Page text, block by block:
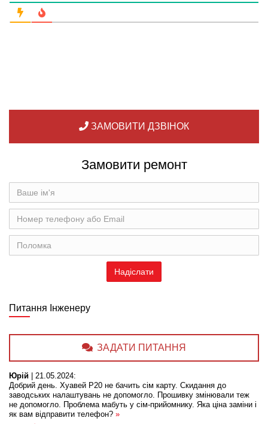
ЗАМОВИТИ ДЗВІНОК
Замовити ремонт
Питання Інженеру
Юрій 21.05.2024:
Добрий день. Хуавей Р20 не бачить сім карту. Скидання до
заводських налаштувань не допомогло. Прошивку змінювали теж
не допомогло. Проблема мабуть у сім-прийомнику. Яка ціна заміни і
як вам відправити телефон? »
ЗАДАТИ ПИТАННЯ